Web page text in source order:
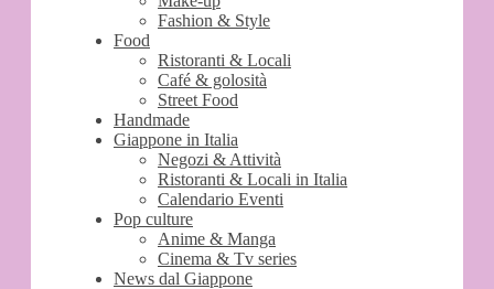
Fashion & Style
Food
Ristoranti & Locali
Café & golosità
Street Food
Handmade
Giappone in Italia
Negozi & Attività
Ristoranti & Locali in Italia
Calendario Eventi
Pop culture
Anime & Manga
Cinema & Tv series
News dal Giappone